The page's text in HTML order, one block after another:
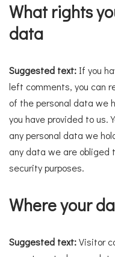
What rights
data
Suggested text: If you
left comments, you can
of the personal data we
you have provided to us.
any personal data we
any data we are obliged
security purposes.
Where your
Suggested text:Visitor